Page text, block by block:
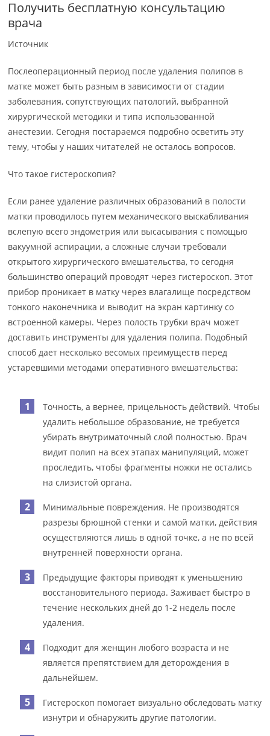
Получить бесплатную консультацию
врача
Источник
Послеоперационный период после удаления полипов в
матке может быть разным в зависимости от стадии
заболевания, сопутствующих патологий, выбранной
хирургической методики и типа использованной
анестезии. Сегодня постараемся подробно осветить эту
тему, чтобы у наших читателей не осталось вопросов.
Что такое гистероскопия?
Если ранее удаление различных образований в полости
матки проводилось путем механического выскабливания
вслепую всего эндометрия или высасывания с помощью
вакуумной аспирации, а сложные случаи требовали
открытого хирургического вмешательства, то сегодня
большинство операций проводят через гистероскоп. Этот
прибор проникает в матку через влагалище посредством
тонкого наконечника и выводит на экран картинку со
встроенной камеры. Через полость трубки врач может
доставить инструменты для удаления полипа. Подобный
способ дает несколько весомых преимуществ перед
устаревшими методами оперативного вмешательства:
Точность, а вернее, прицельность действий. Чтобы
удалить небольшое образование, не требуется
убирать внутриматочный слой полностью. Врач
видит полип на всех этапах манипуляций, может
проследить, чтобы фрагменты ножки не остались
на слизистой органа.
Минимальные повреждения. Не производятся
разрезы брюшной стенки и самой матки, действия
осуществляются лишь в одной точке, а не по всей
внутренней поверхности органа.
Предыдущие факторы приводят к уменьшению
восстановительного периода. Заживает быстро в
течение нескольких дней до 1-2 недель после
удаления.
Подходит для женщин любого возраста и не
является препятствием для деторождения в
дальнейшем.
Гистероскоп помогает визуально обследовать матку
изнутри и обнаружить другие патологии.